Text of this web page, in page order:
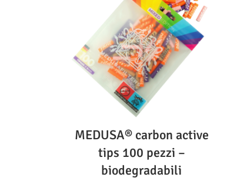
MEDUSA® carbon active
tips 100 pezzi –
biodegradabili